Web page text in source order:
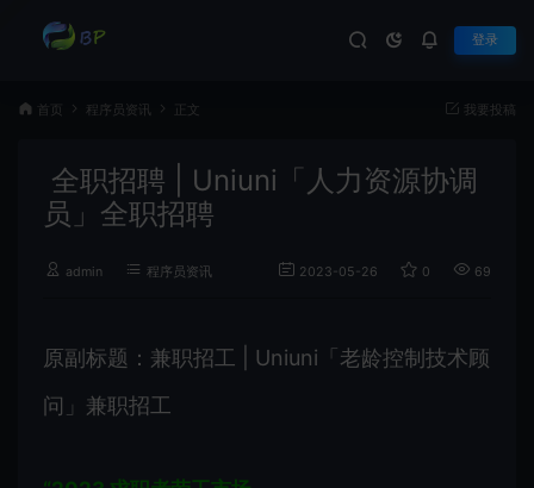
登录
首页 程序员资讯 正文 我要投稿
全职招聘 | Uniuni「人力资源协调
员」全职招聘
admin 程序员资讯 2023-05-26 0 697
原副标题：兼职招工 | Uniuni「老龄控制技术顾
问」兼职招工